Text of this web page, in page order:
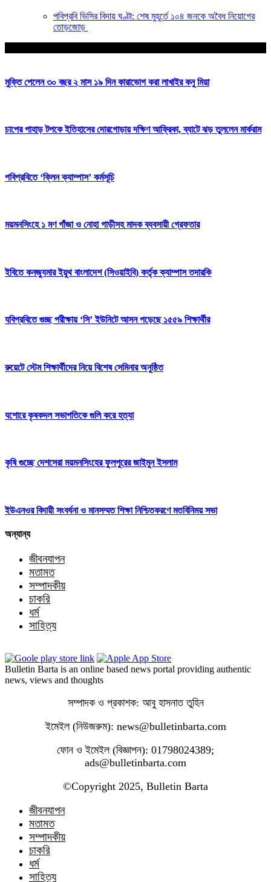
পবিপ্রবি ভিসির বিদায় ঘণ্টা: শেষ মুহূর্তে ১০৪ জনকে অবৈধ নিয়োগের
তোড়জোড়
মুক্তি পেলেন ৩০ বছর ২ মাস ১৯ দিন কারাভোগ করা লাখাইর কনু মিয়া
চাপের পাহাড় টপকে ইতিহাসের দোরগোড়ায় দক্ষিণ আফ্রিকা, ব্যাটে ঝড় তুললেন মার্করাম
পবিপ্রবিতে ‘ক্লিন ক্যাম্পাস’ কর্মসূচি
ময়মনসিংহে ১ মণ গাঁজা ও নোহা গাড়ীসহ মাদক ব্যবসায়ী গ্রেফতার
ইবিতে কনজ্যুমার ইয়ুথ বাংলাদেশ (সিওয়াইবি) কর্তৃক ক্যাম্পাস তদারকি
যবিপ্রবিতে গুচ্ছ পরীক্ষায় ‘সি’ ইউনিটে আসন পড়েছে ১৫৫৯ শিক্ষার্থীর
রুয়েটে স্টেম শিক্ষার্থীদের নিয়ে বিশেষ সেমিনার অনুষ্ঠিত
যশোরে কৃষকদল সভাপতিকে গুলি করে হত্যা
কৃষি গুচ্ছে দেশসেরা ময়মনসিংহের ফুলপুরের জাইমুন ইসলাম
ইউএনওর বিদায়ী সংবর্ধনা ও মানসম্মত শিক্ষা নিশ্চিতকরণে মতবিনিময় সভা
অন্যান্য
জীবনযাপন
মতামত
সম্পাদকীয়
চাকরি
ধর্ম
সাহিত্য
Bulletin Barta is an online based news portal providing authentic
news, views and thoughts
সম্পাদক ও প্রকাশক: আবু হাসনাত তুহিন
ইমেইল (নিউজরুম): news@bulletinbarta.com
ফোন ও ইমেইল (বিজ্ঞাপন): 01798024389;
ads@bulletinbarta.com
©️Copyright 2025, Bulletin Barta
জীবনযাপন
মতামত
সম্পাদকীয়
চাকরি
ধর্ম
সাহিত্য